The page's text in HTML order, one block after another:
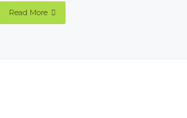
Read More